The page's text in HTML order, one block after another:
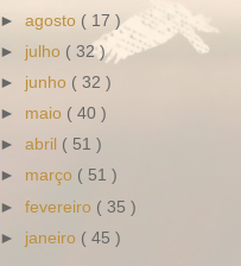
►agosto ( 17 )
► julho ( 32 )
► junho ( 32 )
► maio ( 40 )
►abril ( 51 )
► março ( 51 )
►fevereiro ( 35 )
► janeiro ( 45 )